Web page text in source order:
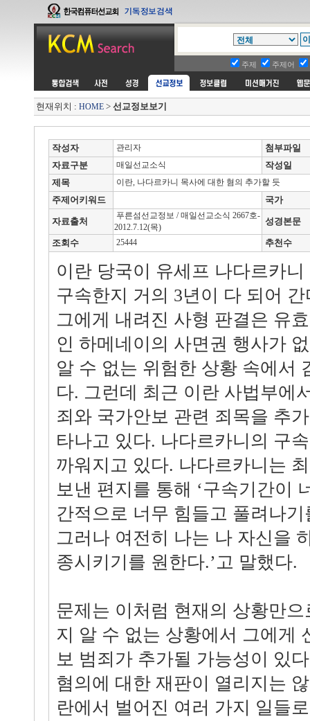
주제 주제어
현재위치 : HOME > 선교정보보기
작성자 관리자
첨부파일
자료구분
매일선교소식
작성일
제목
이란, 나다르카니 목사에 대한 혐의 추가할 듯
주제어키워드 국가
자료출처
푸른섬선교정보 / 매일선교소식 2667호-
2012.7.12(목)
성경본문
조회수 25444 추천수
이란 당국이 유세프 나다르카
구속한지 거의 3년이 다 되어
그에게 내려진 사형 판결은 유
인 하메네이의 사면권 행사가
알 수 없는 위험한 상황 속에서
다. 그런데 최근 이란 사법부에
죄와 국가안보 관련 죄목을 추
타나고 있다. 나다르카니의 구
까워지고 있다. 나다르카니는
보낸 편지를 통해 ‘구속기간이
간적으로 너무 힘들고 풀려나
그러나 여전히 나는 나 자신을
종시키기를 원한다.’고 말했다.
문제는 이처럼 현재의 상황만
지 알 수 없는 상황에서 그에게
보 범죄가 추가될 가능성이 있
혐의에 대한 재판이 열리지는
란에서 벌어진 여러 가지 일들